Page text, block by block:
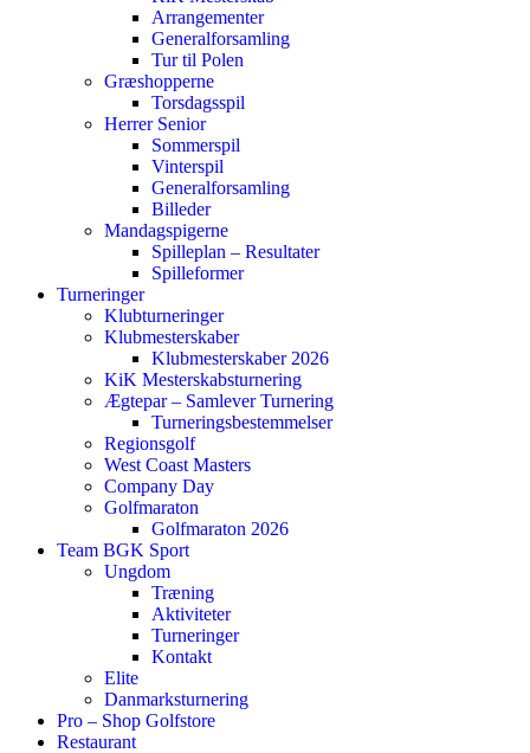
Arrangementer
Generalforsamling
Tur til Polen
Græshopperne
Torsdagsspil
Herrer Senior
Sommerspil
Vinterspil
Generalforsamling
Billeder
Mandagspigerne
Spilleplan – Resultater
Spilleformer
Turneringer
Klubturneringer
Klubmesterskaber
Klubmesterskaber 2026
KiK Mesterskabsturnering
Ægtepar – Samlever Turnering
Turneringsbestemmelser
Regionsgolf
West Coast Masters
Company Day
Golfmaraton
Golfmaraton 2026
Team BGK Sport
Ungdom
Træning
Aktiviteter
Turneringer
Kontakt
Elite
Danmarksturnering
Pro – Shop Golfstore
Restaurant